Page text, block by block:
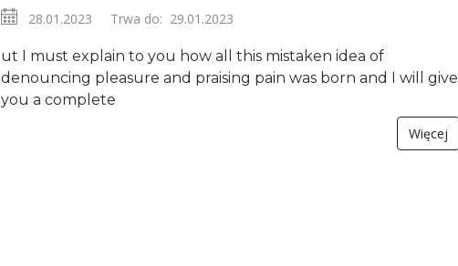
28.01.2023 Trwa do: 29.01.2023
ut I must explain to you how all this mistaken idea of
denouncing pleasure and praising pain was born and I will give
you a complete
Więcej